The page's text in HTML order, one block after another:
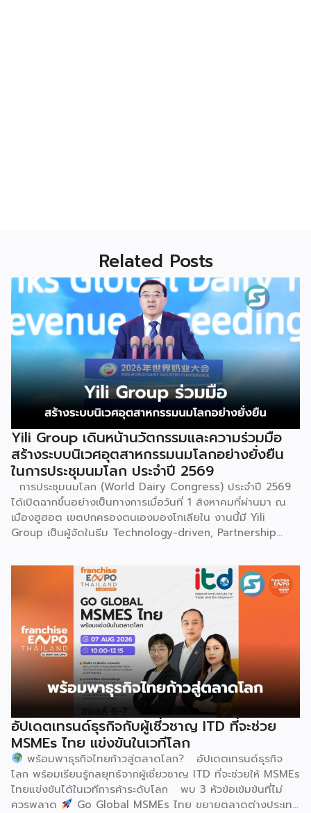
Related Posts
Yili Group เดินหน้านวัตกรรมและความร่วมมือ
สร้างระบบนิเวศอุตสาหกรรมนมโลกอย่างยั่งยืน
ในการประชุมนมโลก ประจำปี 2569
การประชุมนมโลก (World Dairy Congress) ประจำปี 2569
ได้เปิดฉากขึ้นอย่างเป็นทางการเมื่อวันที่ 1 สิงหาคมที่ผ่านมา ณ
เมืองฮูฮอต เขตปกครองตนเองมองโกเลียใน งานนี้มี Yili
Group เป็นผู้จัดในธีม Technology-driven, Partnership
Ecosystem (ขับเคลื่อนด้วยเทคโนโลยี มุ่งกระชับความร่วมมือ
สร้างระบบนิเวศอุตสาหกรรมนมโลกอย่างยั่งยืน) ถือเป็นเวทีระดับ
โลกที่รวบรวมผู้นำจากสมาคมการค้านานาชาติ นักวิชาการ และผู้
บริหารระดับสูงตลอดห่วงโซ่คุณค่าของอุตสาหกรรมนมทั่วโลก
ฮูฮอตขึ้นแท่นเมืองหลวงแห่งอุตสาหกรรมนมโลกอย่างเป็น
ทางการ ในพิธีเปิดการประชุม สหพันธ์วิทยาศาสตร์และ
เทคโนโลยีการอาหารนานาชาติ (IUFoST) ได้มอบป้ายประกาศ
เกียรติคุณและรางวัลที่ระลึก เพื่อรับรองให้เมืองฮูฮอตดำรง
ตำแหน่ง World Dairy Capital หรือเมืองหลวงแห่ง
อุตสาหกรรมนมโลก อย่างเป็นทางการ ดร.ภาวิณี ชินะโชติ
ประธานบริหาร IUFoST กล่าวในพิธีเปิดว่า การมอบตำแหน่งดัง
กล่าวถือเป็นสัญญาณแห่งความสำเร็จที่สะท้อนความมุ่งมั่นทุ่มเท
ของเมืองฮูฮอตในการยกระดับอุตสาหกรรมนม พร้อมกล่าวเสริม
ว่า รางวัลอันทรงเกียรตินี้ยังมุ่งหวังให้เป็นแรงขับเคลื่อนแก่
องค์กรระดับแถวหน้าอย่าง Yili Group […]
อัปเดตเทรนด์ธุรกิจกับผู้เชี่วชาญ ITD ที่จะช่วย
MSMEs ไทย แข่งขันในเวทีโลก
พร้อมพาธุรกิจไทยก้าวสู่ตลาดโลก? อัปเดตเทรนด์ธุรกิจ
โลก พร้อมเรียนรู้กลยุทธ์จากผู้เชี่ยวชาญ ITD ที่จะช่วยให้ MSMEs
ไทยแข่งขันได้ในเวทีการค้าระดับโลก พบ 3 หัวข้อเข้มข้นที่ไม่
ควรพลาด
Go Global MSMEs ไทย ขยายตลาดต่างประเทศ